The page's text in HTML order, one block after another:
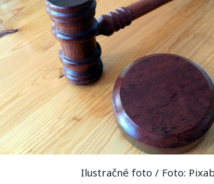
Ilustračné foto / Foto: